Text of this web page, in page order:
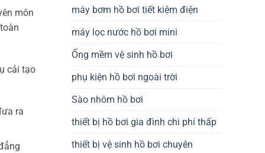
môn
cải tạo
ra
máy bơm hồ bơi tiết kiệm điện
máy lọc nước hồ bơi mini
Ống mềm vệ sinh hồ bơi
phụ kiện hồ bơi ngoài trời
Sào nhôm hồ bơi
thiết bị hồ bơi gia đình chi phí thấp
thiết bị vệ sinh hồ bơi chuyên